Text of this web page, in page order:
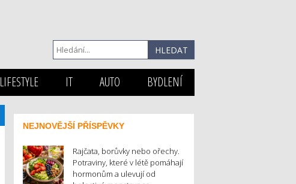
LIFESTYLE IT AUTO BYDLENÍ
NEJNOVĚJŠÍ PŘÍSPĚVKY
Rajčata, borůvky nebo ořechy.
Potraviny, které v létě pomáhají
hormonům a ulevují od